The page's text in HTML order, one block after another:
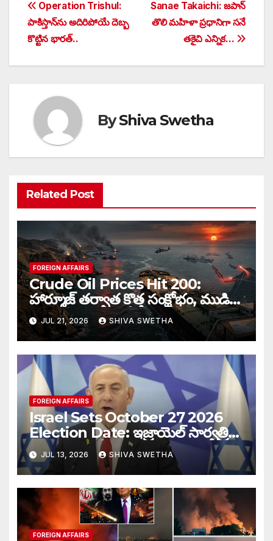
Post
navigation
Sanae Takaichi: జపాన్
తొలి మహిళా ప్రధానిగా సనే
తకైచి ఎన్నిక…
Operation Trishul:
పాకిస్తాన్⁬ను అదిరిపోయే దెబ్బ
కొట్టిన భారత్..
ByShiva Swetha
Related Post
FOREIGN AFFAIRS
Crude Oil Prices Hit 200:
హార్మూజ్‌ తర్వాత కొత్త సంక్షోభం, ముడి
చమురు ధరలు భారీగా పెరుగుతాయా…
JUL 21, 2026 SHIVA SWETHA
FOREIGN AFFAIRS
Israel Sets October 27 2026
Election Date: ఇజ్రాయెల్ సార్వత్రిక
ఎన్నికలకు తేదీ ఖరారు…
JUL 13, 2026 SHIVA SWETHA
FOREIGN AFFAIRS